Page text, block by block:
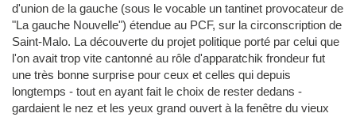
d'union de la gauche (sous le vocable un tantinet provocateur de
"La gauche Nouvelle") étendue au PCF, sur la circonscription de
Saint-Malo. La découverte du projet politique porté par celui que
l'on avait trop vite cantonné au rôle d'apparatchik frondeur fut
une très bonne surprise pour ceux et celles qui depuis
longtemps - tout en ayant fait le choix de rester dedans -
gardaient le nez et les yeux grand ouvert à la fenêtre du vieux